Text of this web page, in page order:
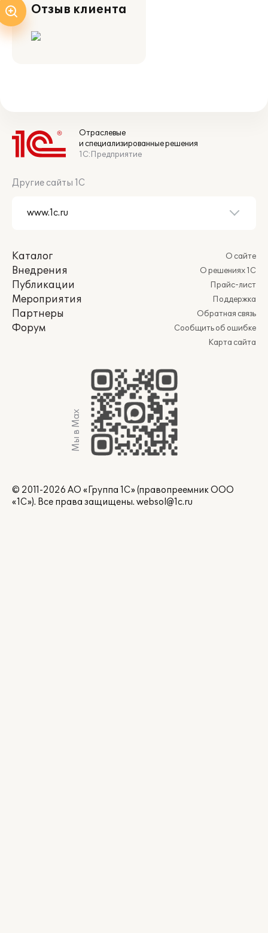
Отзыв клиента
Отраслевые
и специализированные решения
1С:Предприятие
Другие сайты 1С
Каталог
Внедрения
Публикации
Мероприятия
Партнеры
Форум
О сайте
О решениях 1С
Прайс-лист
Поддержка
Обратная связь
Сообщить об ошибке
Карта сайта
Мы в Max
© 2011-2026 АО «Группа 1С» (правопреемник ООО
«1С»). Все права защищены. websol@1c.ru